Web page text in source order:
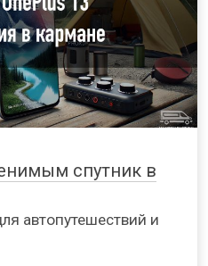
спутник в
автопутешествий и